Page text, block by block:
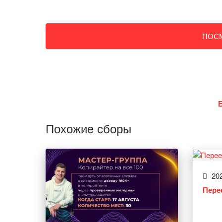
Похожие сборы